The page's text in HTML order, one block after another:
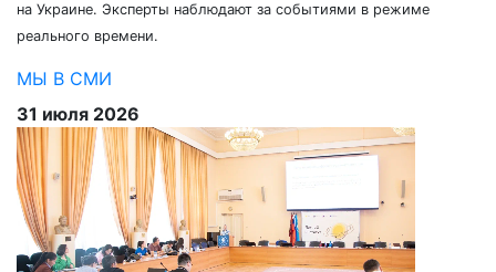
на Украине. Эксперты наблюдают за событиями в режиме
реального времени.
МЫ В СМИ
31 июля 2026